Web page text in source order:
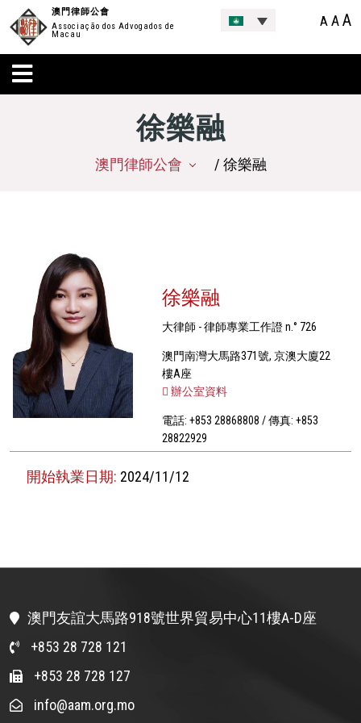
澳門律師公會
Associação dos Advogados de
Macau
A AA
徐樂融
澳門律師公會 / 徐樂融
徐樂融
大律師 - 律師專業工作證 n.° 726
澳門南灣大馬路371號, 京澳大廈22
樓A座
辦公室資料
電話: +853 28868808 / 傳真: +853
28822929
開始執業日期: 2024/11/12
澳門友誼大馬路918號世界貿易中心11樓A-D座
+853 28 728 121
+853 28 728 127
info@aam.org.mo